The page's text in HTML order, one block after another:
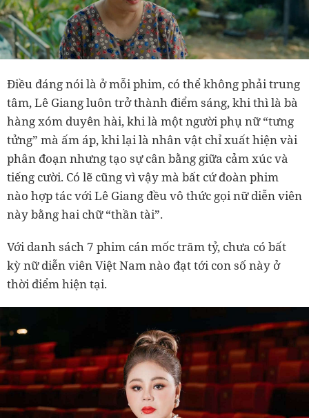
Điều đáng nói là ở mỗi phim, có thể không phải trung
tâm, Lê Giang luôn trở thành điểm sáng, khi thì là bà
hàng xóm duyên hài, khi là một người phụ nữ “tưng
tửng” mà ấm áp, khi lại là nhân vật chỉ xuất hiện vài
phân đoạn nhưng tạo sự cân bằng giữa cảm xúc và
tiếng cười. Có lẽ cũng vì vậy mà bất cứ đoàn phim
nào hợp tác với Lê Giang đều vô thức gọi nữ diễn viên
này bằng hai chữ “thần tài”.
Với danh sách 7 phim cán mốc trăm tỷ, chưa có bất
kỳ nữ diễn viên Việt Nam nào đạt tới con số này ở
thời điểm hiện tại.